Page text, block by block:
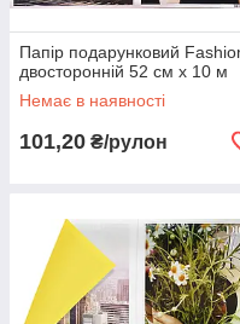
Папір подарунковий
двосторонній 52 см х 10 м
Немає в наявності
101,20 ₴/рулон